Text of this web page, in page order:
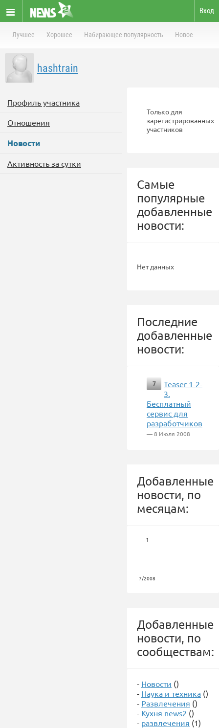
Вход
Лучшее Хорошее Набирающее популярность Новое
hashtrain
Профиль участника
Отношения
Новости
Активность за сутки
Только для
зарегистрированных
участников
Самые
популярные
добавленные
новости:
Нет данных
Последние
добавленные
новости:
7
Teaser 1-2-
3.
Бесплатный
сервис для
разработчиков
— 8 Июля 2008
Добавленные
новости, по
месяцам:
1
7/2008
Добавленные
новости, по
сообществам:
- Новости ()
- Наука и техника ()
- Развлечения ()
- Кухня news2 ()
- развлечения (1)